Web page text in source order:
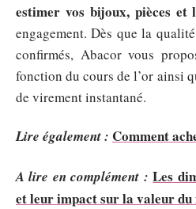
estimer vos bijoux, pièces et
engagement. Dès que la
confirmés, Abacor vous
fonction du cours de l’or ainsi
de virement instantané.
Lire également : Comment
A lire en complément : Les
et leur impact sur la valeur